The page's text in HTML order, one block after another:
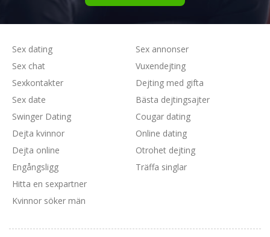
Sex dating
Sex chat
Sexkontakter
Sex date
Swinger Dating
Sex annonser
Vuxendejting
Dejting med gifta
Bästa dejtingsajter
Cougar dating
Dejta kvinnor
Dejta online
Engångsligg
Hitta en sexpartner
Kvinnor söker män
Online dating
Otrohet dejting
Träffa singlar